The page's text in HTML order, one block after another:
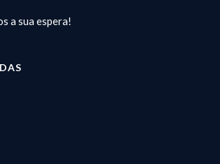
a sua espera!